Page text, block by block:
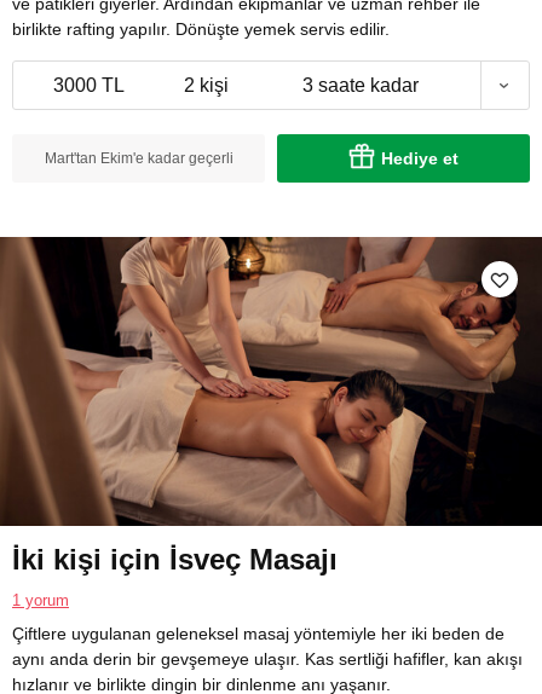
birlikte rafting yapılır. Dönüşte yemek servis edilir.
3000 TL 2 kişi 3 saate kadar
Mart'tan Ekim'e kadar geçerli Hediye et
İki kişi için İsveç Masajı
1 yorum
Çiftlere uygulanan geleneksel masaj yöntemiyle her iki beden de
aynı anda derin bir gevşemeye ulaşır. Kas sertliği hafifler, kan akışı
hızlanır ve birlikte dingin bir dinlenme anı yaşanır.